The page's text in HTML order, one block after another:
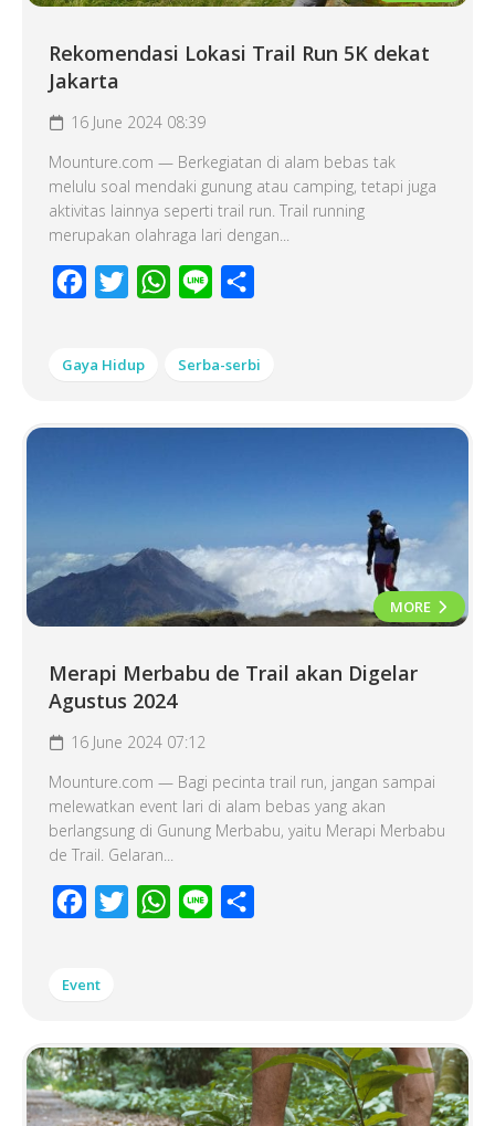
Rekomendasi Lokasi Trail Run 5K dekat
Jakarta
16 June 2024 08:39
Mounture.com — Berkegiatan di alam bebas tak
melulu soal mendaki gunung atau camping, tetapi juga
aktivitas lainnya seperti trail run. Trail running
merupakan olahraga lari dengan...
Facebook
Twitter WhatsApp
Line
Gaya Hidup Serba-serbi
MORE
Merapi Merbabu de Trail akan Digelar
Agustus 2024
16 June 2024 07:12
Mounture.com — Bagi pecinta trail run, jangan sampai
melewatkan event lari di alam bebas yang akan
berlangsung di Gunung Merbabu, yaitu Merapi Merbabu
de Trail. Gelaran...
Facebook
Twitter WhatsApp
Line
Event